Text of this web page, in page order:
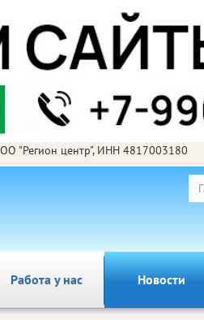
"Регион центр", ИНН 4817003180
Работа у нас Новости